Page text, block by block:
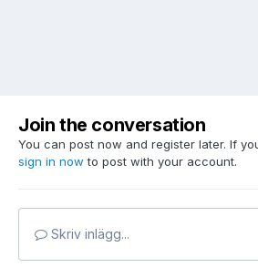
Join the conversation
You can post now and register later. If
sign in now to post with your account.
Skriv inlägg...